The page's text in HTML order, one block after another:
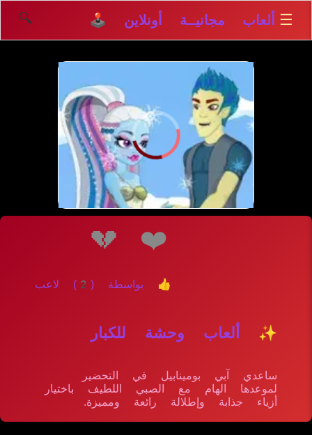
☰ ألعاب مجانيــة أونلاين 🕹️ 🔍
إلعــــب
❤️
💔
👍 بواسطة (2) لاعب
✨ ألعاب وحشة للكبار
ساعدي آبي بومينابيل في التحضير
لموعدها الهام مع الصبي اللطيف باختيار
أزياء جذابة وإطلالة رائعة ومميزة.